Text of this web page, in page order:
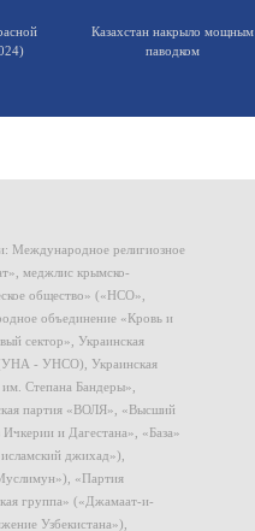
Казахстан накрыло мощным
паводком
Международное религиозное
меджлис крымско-
общество» («НСО»,
объединение «Кровь и
сектор», Украинская
(УНА - УНСО), Украинская
Степана Бандеры»,
партия «ВОЛЯ», «Высший
и Дагестана», «База»
джихад»),
«Партия
группа» («Джамаат-и-
Узбекистана»),